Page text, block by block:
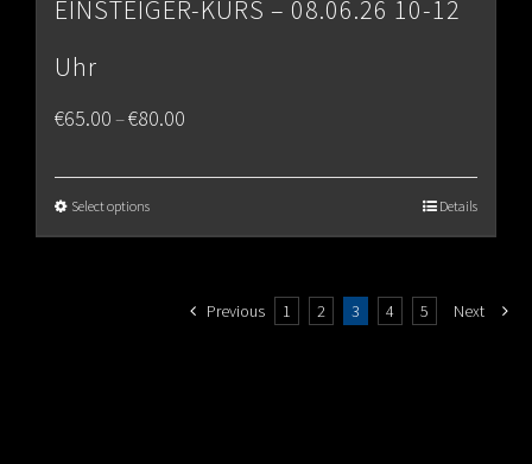
EINSTEIGER-KURS – 08.06.26 10-12
Uhr
€65.00–€80.00
Select options Details
Previous 1 2 3 4 5 Next